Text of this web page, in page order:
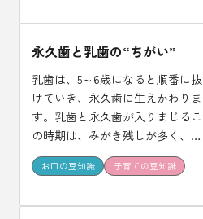
の子どもをもつお母さんの疑問に
花王の研究員がお答えしました。
永久歯と乳歯の“ちがい”
乳歯は、5～6歳になると順番に抜
けていき、永久歯に生えかわりま
す。乳歯と永久歯が入りまじるこ
の時期は、みがき残しが多く、ま
た、生えたての永久歯はむし歯に
なりやすいので、注意が必要で
にはどうしたらいいのでしょう
お口の豆知識 子育ての豆知識